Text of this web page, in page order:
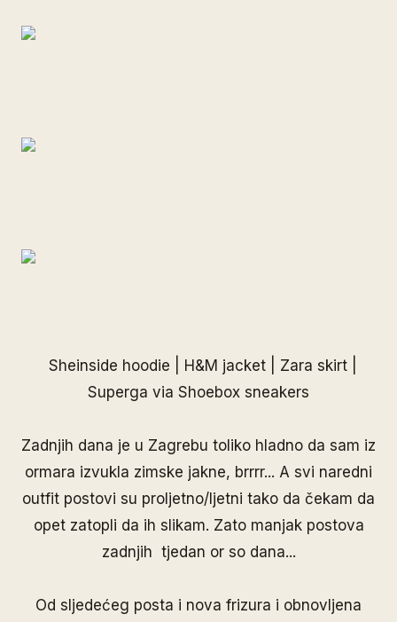
Sheinside hoodie | H&M jacket | Zara skirt |
Superga via Shoebox sneakers
Zadnjih dana je u Zagrebu toliko hladno da sam iz
ormara izvukla zimske jakne, brrrr... A svi naredni
outfit postovi su proljetno/ljetni tako da čekam da
opet zatopli da ih slikam. Zato manjak postova
zadnjih tjedan or so dana...
Od sljedećeg posta i nova frizura i obnovljena